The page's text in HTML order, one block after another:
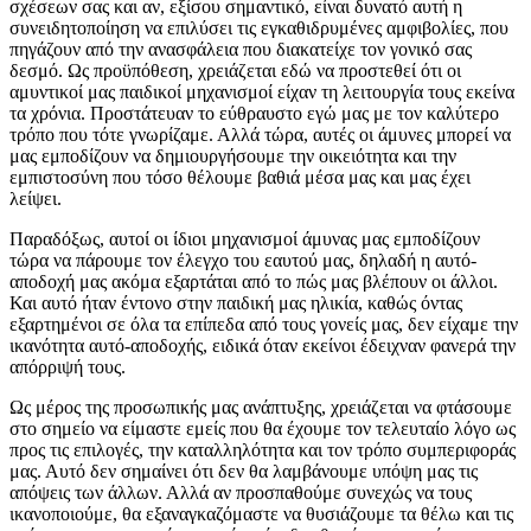
σχέσεων σας και αν, εξίσου σημαντικό, είναι δυνατό αυτή η
συνειδητοποίηση να επιλύσει τις εγκαθιδρυμένες αμφιβολίες, που
πηγάζουν από την ανασφάλεια που διακατείχε τον γονικό σας
δεσμό. Ως προϋπόθεση, χρειάζεται εδώ να προστεθεί ότι οι
αμυντικοί μας παιδικοί μηχανισμοί είχαν τη λειτουργία τους εκείνα
τα χρόνια. Προστάτευαν το εύθραυστο εγώ μας με τον καλύτερο
τρόπο που τότε γνωρίζαμε. Αλλά τώρα, αυτές οι άμυνες μπορεί να
μας εμποδίζουν να δημιουργήσουμε την οικειότητα και την
εμπιστοσύνη που τόσο θέλουμε βαθιά μέσα μας και μας έχει
λείψει.
Παραδόξως, αυτοί οι ίδιοι μηχανισμοί άμυνας μας εμποδίζουν
τώρα να πάρουμε τον έλεγχο του εαυτού μας, δηλαδή η αυτό-
αποδοχή μας ακόμα εξαρτάται από το πώς μας βλέπουν οι άλλοι.
Και αυτό ήταν έντονο στην παιδική μας ηλικία, καθώς όντας
εξαρτημένοι σε όλα τα επίπεδα από τους γονείς μας, δεν είχαμε την
ικανότητα αυτό-αποδοχής, ειδικά όταν εκείνοι έδειχναν φανερά την
απόρριψή τους.
Ως μέρος της προσωπικής μας ανάπτυξης, χρειάζεται να φτάσουμε
στο σημείο να είμαστε εμείς που θα έχουμε τον τελευταίο λόγο ως
προς τις επιλογές, την καταλληλότητα και τον τρόπο συμπεριφοράς
μας. Αυτό δεν σημαίνει ότι δεν θα λαμβάνουμε υπόψη μας τις
απόψεις των άλλων. Αλλά αν προσπαθούμε συνεχώς να τους
ικανοποιούμε, θα εξαναγκαζόμαστε να θυσιάζουμε τα θέλω και τις